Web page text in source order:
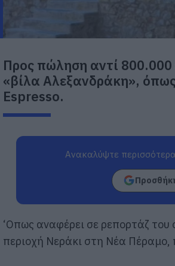
Προς πώληση αντί 800.000
«βίλα Αλεξανδράκη»,
Espresso.
Ανακαλύψτε
‘Οπως αναφέρει σε ρεπορτάζ του
περιοχή Νεράκι στη Νέα Πέραμο,